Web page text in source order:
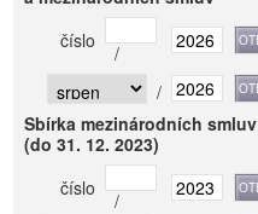
číslo
/
/
Sbírka mezinárodních smluv
(do 31. 12. 2023)
číslo
/